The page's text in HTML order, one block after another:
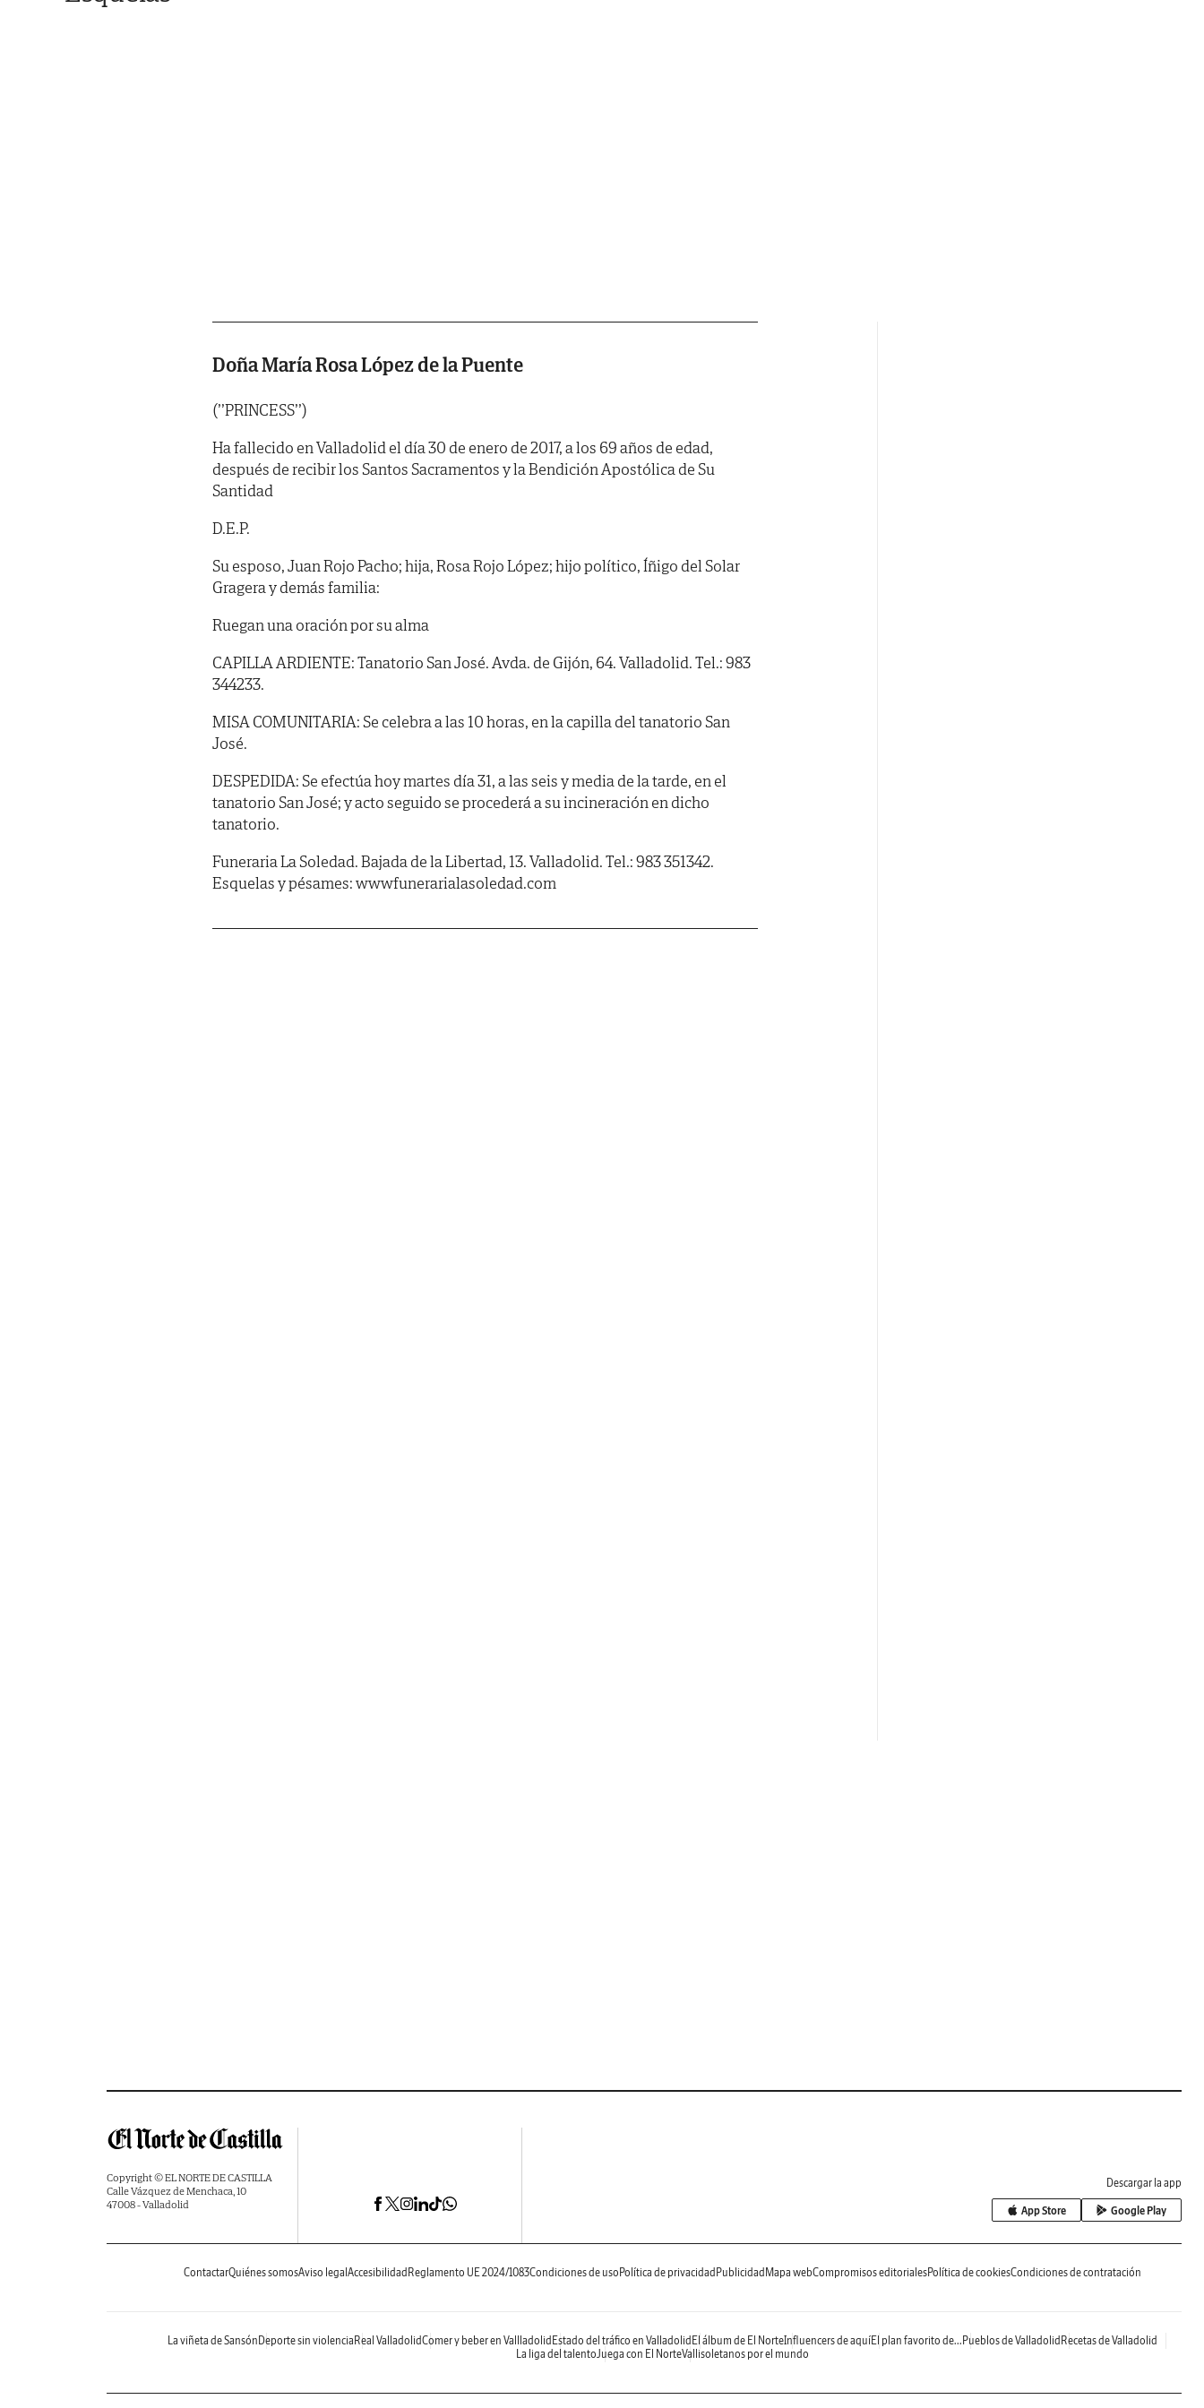
Doña María Rosa López de la Puente
(’’PRINCESS’’)
Ha fallecido en Valladolid el día 30 de enero de 2017, a los 69 años de edad,
después de recibir los Santos Sacramentos y la Bendición Apostólica de Su
Santidad
D.E.P.
Su esposo, Juan Rojo Pacho; hija, Rosa Rojo López; hijo político, Íñigo del Solar
Gragera y demás familia:
Ruegan una oración por su alma
CAPILLA ARDIENTE: Tanatorio San José. Avda. de Gijón, 64. Valladolid. Tel.: 983
344233.
MISA COMUNITARIA: Se celebra a las 10 horas, en la capilla del tanatorio San
José.
DESPEDIDA: Se efectúa hoy martes día 31, a las seis y media de la tarde, en el
tanatorio San José; y acto seguido se procederá a su incineración en dicho
tanatorio.
Funeraria La Soledad. Bajada de la Libertad, 13. Valladolid. Tel.: 983 351342.
Esquelas y pésames: wwwfunerarialasoledad.com
Copyright © EL NORTE DE CASTILLA
Calle Vázquez de Menchaca, 10
47008 - Valladolid
Descargar la app
App Store Google Play
ContactarQuiénes somosAviso legal Accesibilidad Reglamento UE 2024/1083Condiciones de uso Política de privacidad Publicidad Mapa webCompromisos editorialesPolítica de cookiesCondiciones de contratación
La viñeta de Sansón Deporte sin violencia Real ValladolidComer y beber en Vallladolid Estado del tráfico en Valladolid El álbum de El NorteInfluencers de aquíEl plan favorito de... Pueblos de Valladolid Recetas de Valladolid
La liga del talentoJuega con El NorteVallisoletanos por el mundo